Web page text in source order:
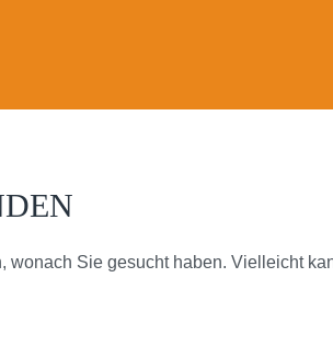
wonach Sie gesucht haben. Vielleicht